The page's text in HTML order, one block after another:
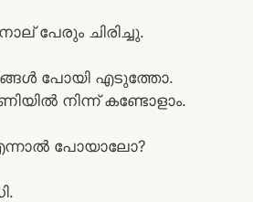
പേരും ചിരിച്ചു.
പോയി എടുത്തോ.
നിന്ന് കണ്ടോളാം.
പോയാലോ?